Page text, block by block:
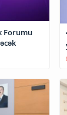
Forumu